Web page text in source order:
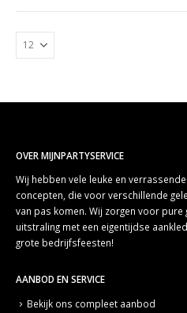
OVER MIJNPARTYSERVICE
Wij hebben vele leuke en
concepten, die voor verschillende
van pas komen. Wij zorgen voor pure
uitstraling met een eigentijdse
grote bedrijfsfeesten!
AANBOD EN SERVICE
Bekijk ons compleet aanbod